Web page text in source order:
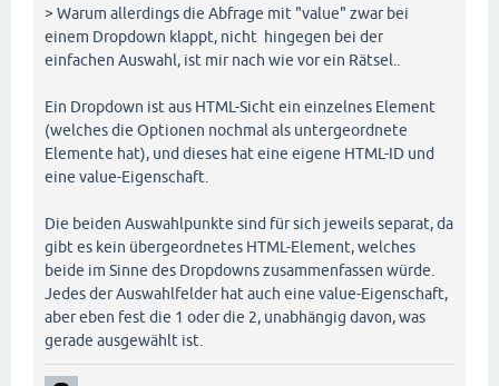
> Warum allerdings die Abfrage mit "value" zwar bei
einem Dropdown klappt, nicht hingegen bei der
einfachen Auswahl, ist mir nach wie vor ein Rätsel..
Ein Dropdown ist aus HTML-Sicht ein einzelnes Element
(welches die Optionen nochmal als untergeordnete
Elemente hat), und dieses hat eine eigene HTML-ID und
eine value-Eigenschaft.
Die beiden Auswahlpunkte sind für sich jeweils separat, da
gibt es kein übergeordnetes HTML-Element, welches
beide im Sinne des Dropdowns zusammenfassen würde.
Jedes der Auswahlfelder hat auch eine value-Eigenschaft,
aber eben fest die 1 oder die 2, unabhängig davon, was
gerade ausgewählt ist.